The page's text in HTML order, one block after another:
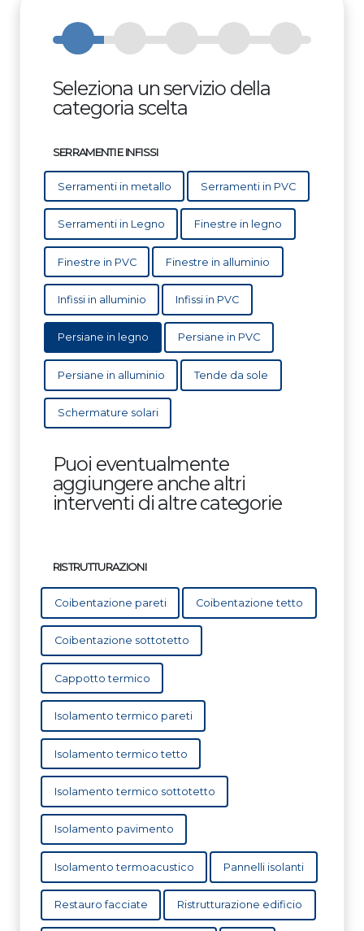
Seleziona un servizio della
categoria scelta
SERRAMENTI E INFISSI
Serramenti in metallo Serramenti in PVC
Serramenti in Legno Finestre in legno
Finestre in PVC Finestre in alluminio
Infissi in alluminio Infissi in PVC
Persiane in legno Persiane in PVC
Persiane in alluminio Tende da sole
Schermature solari
Puoi eventualmente
aggiungere anche altri
interventi di altre categorie
RISTRUTTURAZIONI
Coibentazione pareti Coibentazione tetto
Coibentazione sottotetto
Cappotto termico
Isolamento termico pareti
Isolamento termico tetto
Isolamento termico sottotetto
Isolamento pavimento
Isolamento termoacustico Pannelli isolanti
Restauro facciate Ristrutturazione edificio